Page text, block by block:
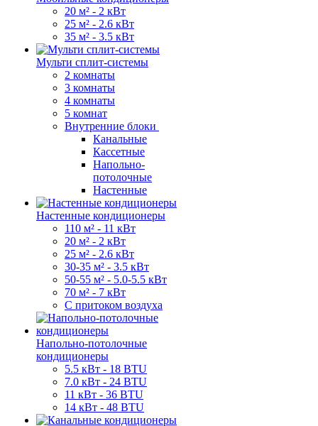
20 м² - 2 кВт
25 м² - 2.6 кВт
35 м² - 3.5 кВт
Мульти сплит-системы
2 комнаты
3 комнаты
4 комнаты
5 комнат
Внутренние блоки
Канальные
Кассетные
Напольно-
потолочные
Настенные
Настенные кондиционеры
110 м² - 11 кВт
20 м² - 2 кВт
25 м² - 2.6 кВт
30-35 м² - 3.5 кВт
50-55 м² - 5.0-5.5 кВт
70 м² - 7 кВт
С притоком воздуха
Напольно-потолочные
кондиционеры
5.5 кВт - 18 BTU
7.0 кВт - 24 BTU
11 кВт - 36 BTU
14 кВт - 48 BTU